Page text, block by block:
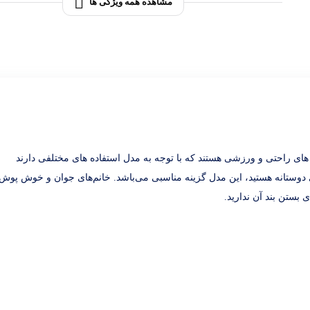
و ورزشی هستند که با توجه به مدل استفاده های مختلفی دارند
دوستانه هستید، این مدل گزینه مناسبی می‌باشد. خانم‌های جوان و خوش
بند آن ندارید.